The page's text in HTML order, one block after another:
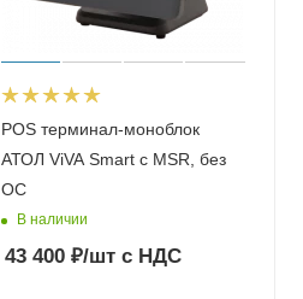
POS терминал-моноблок
АТОЛ ViVA Smart с MSR, без
ОС
В наличии
43 400 ₽/шт с НДС